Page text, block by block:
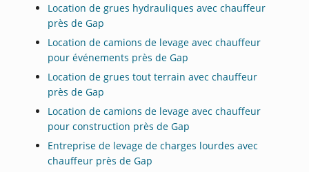
Location de grues hydrauliques avec chauffeur
près de Gap
Location de camions de levage avec chauffeur
pour événements près de Gap
Location de grues tout terrain avec chauffeur
près de Gap
Location de camions de levage avec chauffeur
pour construction près de Gap
Entreprise de levage de charges lourdes avec
chauffeur près de Gap